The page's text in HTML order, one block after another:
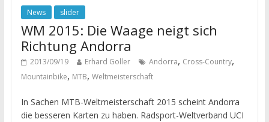
News slider
WM 2015: Die Waage neigt sich
Richtung Andorra
2013/09/19 Erhard Goller Andorra, Cross-Country,
Mountainbike, MTB, Weltmeisterschaft
In Sachen MTB-Weltmeisterschaft 2015 scheint Andorra
die besseren Karten zu haben. Radsport-Weltverband UCI